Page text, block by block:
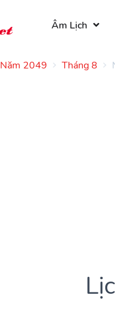
Âm Lịch
Năm 2049 Tháng 8